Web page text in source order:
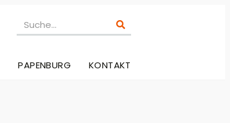
PAPENBURG KONTAKT